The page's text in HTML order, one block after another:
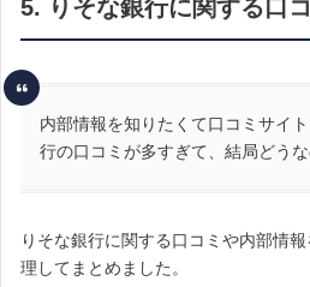
5. りそな銀行に関する口
内部情報を知りたくて口コミサイ
行の口コミが多すぎて、結局どう
りそな銀行に関する口コミや内部情
理してまとめました。